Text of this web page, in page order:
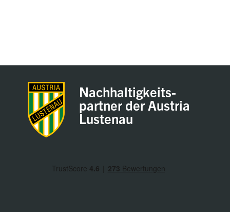
Nachhaltigkeits-
partner der Austria
Lustenau